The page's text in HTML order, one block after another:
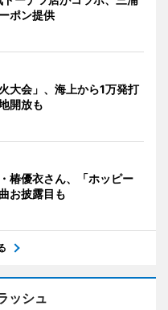
ポン提供
大会」、海上から1万発打
開放も
椿優衣さん、「ホッピー
お披露目も
ッシュ